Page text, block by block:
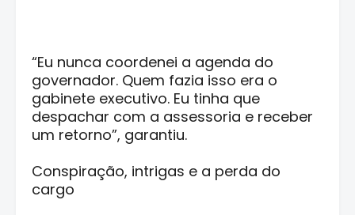
“Eu nunca coordenei a agenda do
governador. Quem fazia isso era o
gabinete executivo. Eu tinha que
despachar com a assessoria e receber
um retorno”, garantiu.
Conspiração, intrigas e a perda do
cargo